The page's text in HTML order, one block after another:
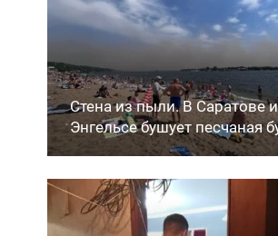
Стена из пыли. В Саратове и
Энгельсе бушует песчаная